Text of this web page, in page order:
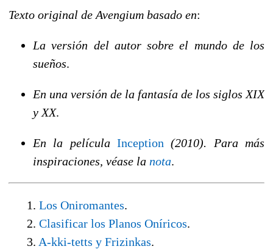
Texto original de Avengium basado en:
La versión del autor sobre el mundo de los
sueños.
En una versión de la fantasía de los siglos XIX
y XX.
En la película Inception (2010). Para más
inspiraciones, véase la nota.
1. Los Oniromantes.
2. Clasificar los Planos Oníricos.
3. A-kki-tetts y Frizinkas.